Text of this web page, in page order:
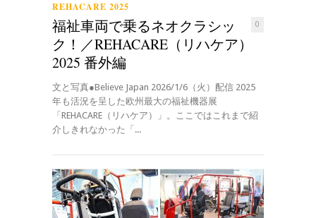
REHACARE 2025
0
福祉車両で乗るネオクラシッ
ク！／REHACARE（リハケア）
2025 番外編
文と写真●Believe Japan 2026/1/6（火）配信 2025
年も活況を呈した欧州最大の福祉機器展
「REHACARE（リハケア）」。ここではこれまで紹
介しきれなかった「...